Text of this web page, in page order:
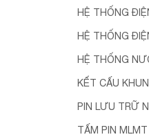
HỆ THỐNG
HỆ THỐNG
HỆ THỐNG
KẾT CẤU
PIN LƯU TRỮ
TẤM PIN MLMT